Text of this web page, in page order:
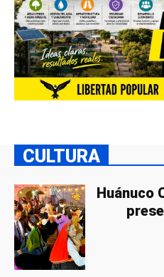
CULTURA
Huánuco